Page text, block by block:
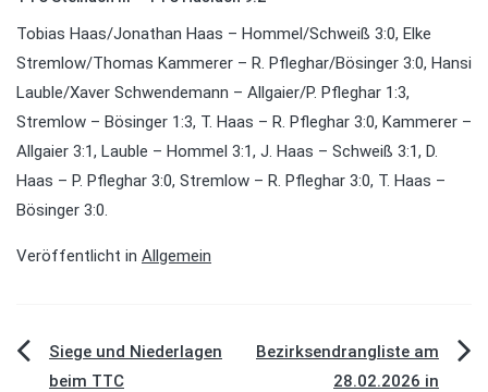
Tobias Haas/Jonathan Haas – Hommel/Schweiß 3:0, Elke
Stremlow/Thomas Kammerer – R. Pfleghar/Bösinger 3:0, Hansi
Lauble/Xaver Schwendemann – Allgaier/P. Pfleghar 1:3,
Stremlow – Bösinger 1:3, T. Haas – R. Pfleghar 3:0, Kammerer –
Allgaier 3:1, Lauble – Hommel 3:1, J. Haas – Schweiß 3:1, D.
Haas – P. Pfleghar 3:0, Stremlow – R. Pfleghar 3:0, T. Haas –
Bösinger 3:0.
Veröffentlicht in Allgemein
Beitragsnavigation
Siege und Niederlagen
beim TTC
Bezirksendrangliste am
28.02.2026 in